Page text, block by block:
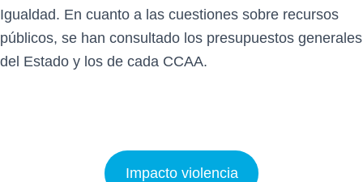
Igualdad. En cuanto a las cuestiones sobre recursos
públicos, se han consultado los presupuestos generales
del Estado y los de cada CCAA.
Impacto violencia